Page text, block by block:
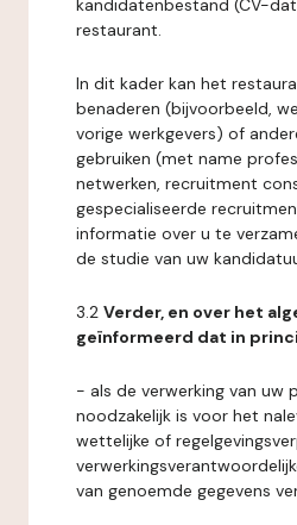
kandidatenbestand (CV-
restaurant.
In dit kader kan het
benaderen (bijvoorbeeld,
vorige werkgevers) of
gebruiken (met name
netwerken, recruitment
gespecialiseerde
informatie over u te
de studie van uw
3.2 Verder, en over het
geïnformeerd dat in
- als de verwerking van uw
noodzakelijk is voor het
wettelijke of
van genoemde gegevens